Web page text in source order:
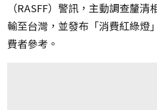
（RASFF）警訊，主動調查釐清
輸至台灣，並發布「消費紅綠燈
費者參考。